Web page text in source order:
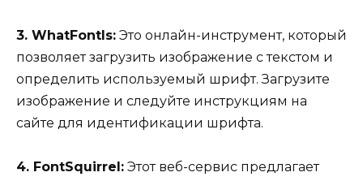
3. WhatFontIs: Это онлайн-инструмент, который
позволяет загрузить изображение с текстом и
определить используемый шрифт. Загрузите
изображение и следуйте инструкциям на
сайте для идентификации шрифта.
4. FontSquirrel: Этот веб-сервис предлагает